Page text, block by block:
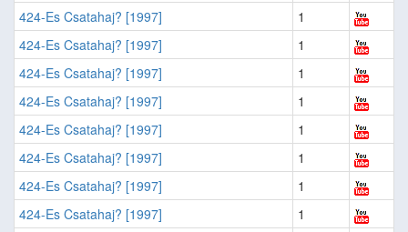
424-Es Csatahaj? [1997]
1
424-Es Csatahaj? [1997]
1
424-Es Csatahaj? [1997]
1
424-Es Csatahaj? [1997]
1
424-Es Csatahaj? [1997]
1
424-Es Csatahaj? [1997]
1
424-Es Csatahaj? [1997]
1
424-Es Csatahaj? [1997]
1